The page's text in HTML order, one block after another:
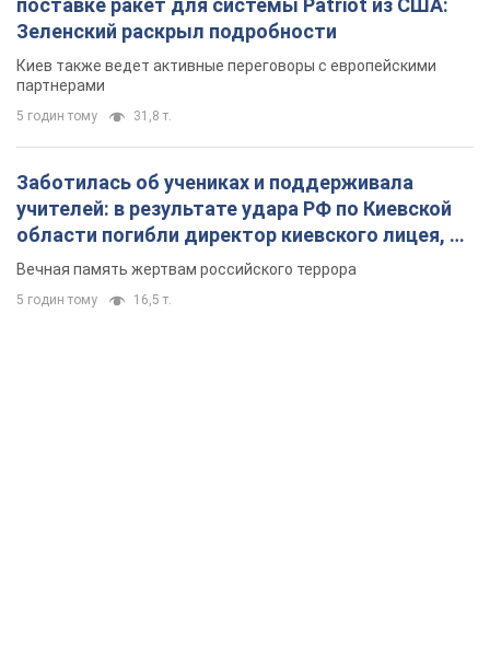
поставке ракет для системы Patriot из США:
Зеленский раскрыл подробности
Киев также ведет активные переговоры с европейскими
партнерами
5 годин тому 31,8 т.
Заботилась об учениках и поддерживала
учителей: в результате удара РФ по Киевской
области погибли директор киевского лицея, её
муж и внук
Вечная память жертвам российского террора
5 годин тому 16,5 т.